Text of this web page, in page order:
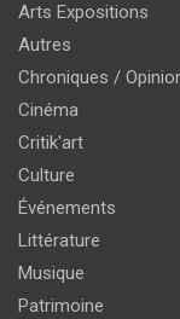
Arts Expositions
Autres
Chroniques /
Cinéma
Critik'art
Culture
Événements
Littérature
Musique
Patrimoine